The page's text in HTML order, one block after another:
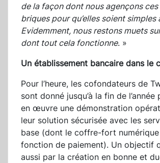
de la façon dont nous agençons
briques pour qu’elles soient simples
Evidemment, nous restons muets
dont tout cela fonctionne. »
Un établissement bancaire dans le
Pour l’heure, les cofondateurs de
sont donné jusqu’à la fin de
en œuvre une démonstration
leur solution sécurisée avec les
base (dont le coffre-fort
fonction de paiement). Un objectif
aussi par la création en bonne et